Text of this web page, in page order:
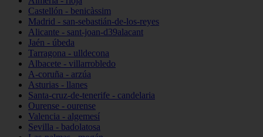
Castellón - benicàssim
Madrid - san-sebastián-de-los-reyes
Alicante - sant-joan-d39alacant
Jaén - úbeda
Tarragona - ulldecona
Albacete - villarrobledo
A-coruña - arzúa
Asturias - llanes
Santa-cruz-de-tenerife - candelaria
Ourense - ourense
Valencia - algemesí
Sevilla - badolatosa